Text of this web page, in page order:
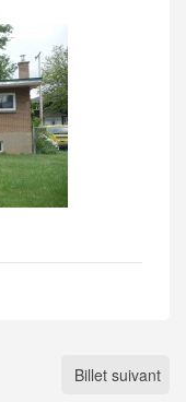
Billet suivant